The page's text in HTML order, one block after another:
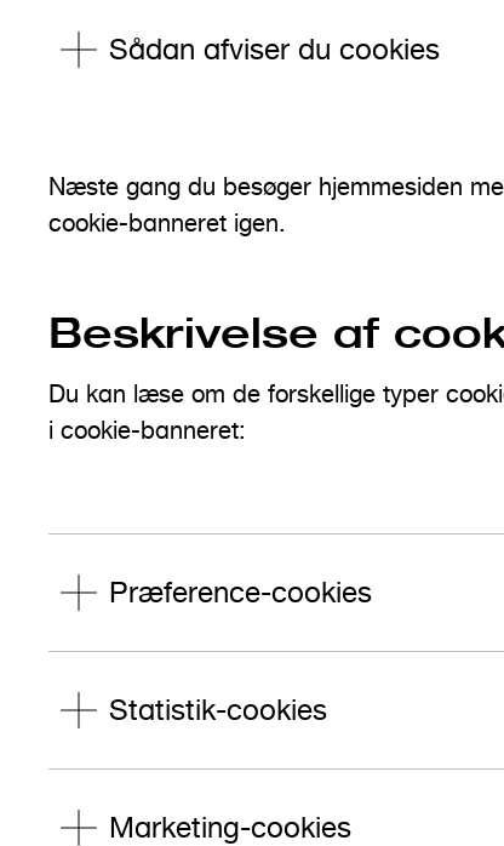
Sådan afviser du cookies
Næste gang du besøger hjemmesiden
cookie-banneret igen.
Beskrivelse af
Du kan læse om de forskellige typer
i cookie-banneret:
Præference-cookies
Statistik-cookies
Marketing-cookies